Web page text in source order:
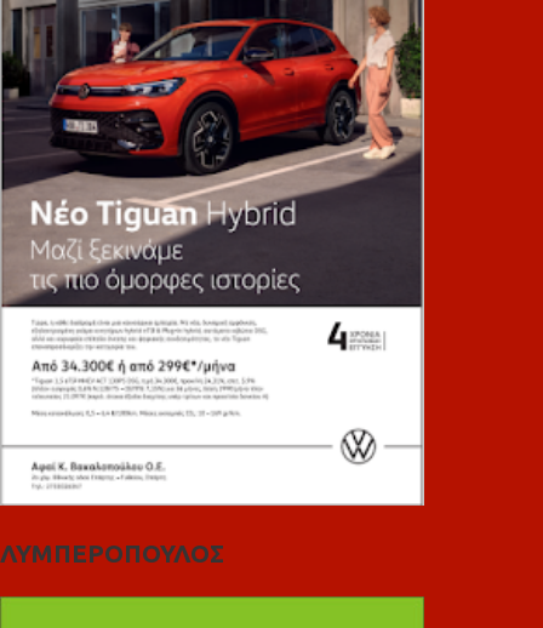
ΛΥΜΠΕΡΟΠΟΥΛΟΣ